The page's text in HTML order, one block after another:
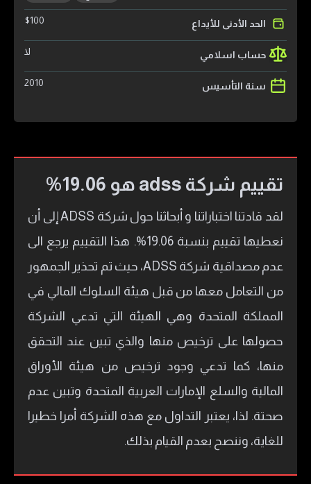
الحد الأدنى للأيداع $100
حساب اسلامي لا
سنة التأسيس 2010
تقييم شركة adss هو 19.06%
لقد قادتنا اختباراتنا و أبحاثنا حول شركة ADSS إلى أن
نعطيها تقييم بنسبة 19.06%. هذا التقييم يرجع الى
عدم مصداقية شركة ADSS، حيث تم تحذير الجمهور
من التعامل معها من قبل هيئة السلوك المالي في
المملكة المتحدة وهي الهيئة التي تدعي الشركة
حصولها على ترخيص منها والذي تبين عند التحقق
منها، كما تدعي وجود ترخيص من هيئة الأوراق
المالية والسلع الإمارات العربية المتحدة وتبين عدم
صحتة. لذا، يعتبر التداول مع هذه الشركة أمرا خطيرا
للغاية، وننصح بعدم القيام بذلك.